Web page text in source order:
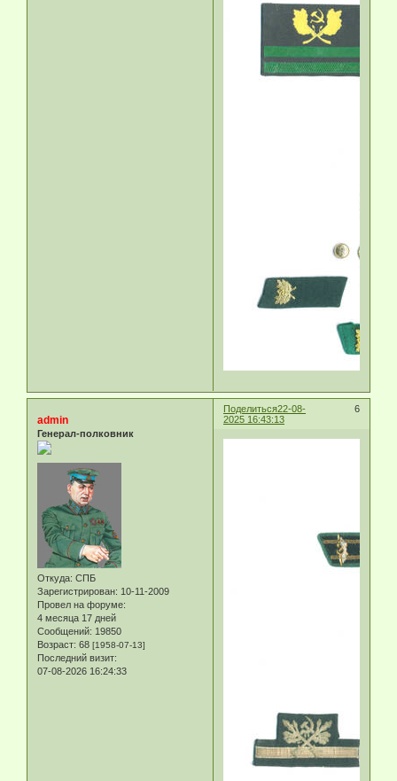
Поделиться 6
22-08-
2025 16:43:13
admin
Генерал-полковник
Откуда: СПБ
Зарегистрирован: 10-11-2009
Провел на форуме:
4 месяца 17 дней
Сообщений: 19850
Возраст: 68 [1958-07-13]
Последний визит:
07-08-2026 16:24:33